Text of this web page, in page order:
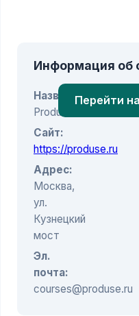
Информация об
Название:
Produse
Сайт:
https://produse.ru
Адрес:
Москва,
ул.
Кузнецкий
мост
Эл.
почта:
courses@produse.ru
Перейти